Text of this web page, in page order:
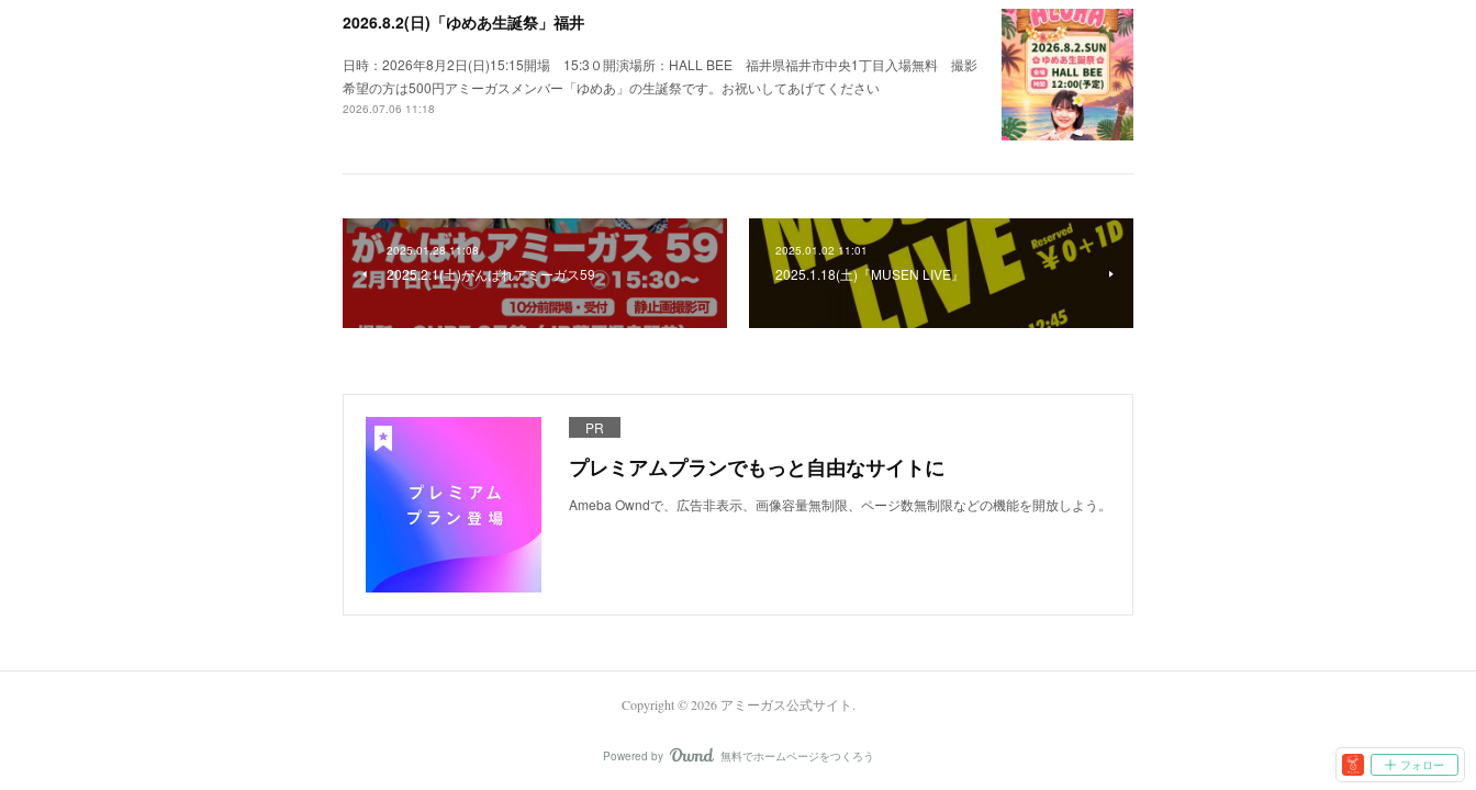
2026.8.2(日)「ゆめあ生誕祭」福井
日時：2026年8月2日(日)15:15開場 15:3０開演場所：HALL BEE 福井県福井市中央1丁目入場無料 撮影
希望の方は500円アミーガスメンバー「ゆめあ」の生誕祭です。お祝いしてあげてください
2026.07.06 11:18
2025.01.28 11:08
2025.2.1(土)がんばれアミーガス59
2025.01.02 11:01
2025.1.18(土)『MUSEN LIVE』
PR
プレミアムプランでもっと自由なサイトに
Ameba Owndで、広告非表示、画像容量無制限、ページ数無制限などの機能を開放しよう。
フォロー
Copyright ©2026 アミーガス公式サイト .
Powered by AmebaOwnd
無料でホームページをつくろう